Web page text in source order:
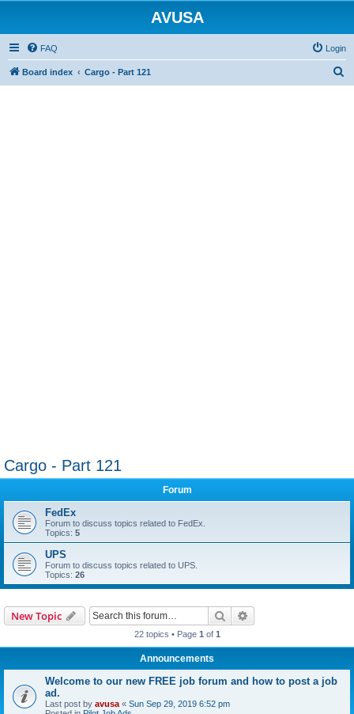
AVUSA
FAQ Login
Board index Cargo - Part 121
Cargo - Part 121
Forum
FedEx
Forum to discuss topics related to FedEx.
Topics: 5
UPS
Forum to discuss topics related to UPS.
Topics: 26
New Topic Search
22 topics • Page 1 of 1
Announcements
Welcome to our new FREE job forum and how to post a job
ad.
Last post by avusa « Sun Sep 29, 2019 6:52 pm